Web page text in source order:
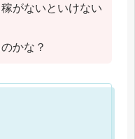
がないといけない
かな？